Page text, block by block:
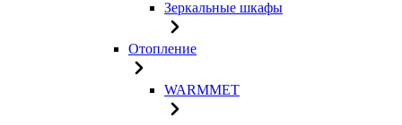
Зеркальные шкафы
Отопление
WARMMET